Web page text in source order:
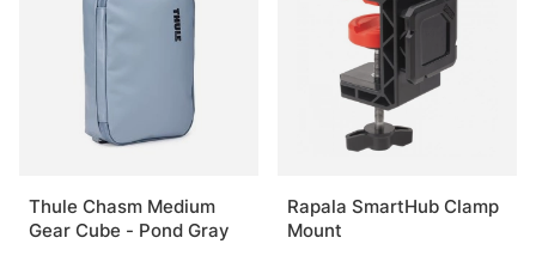
Thule Chasm Medium
Gear Cube - Pond Gray
Rapala SmartHub Clamp
Mount